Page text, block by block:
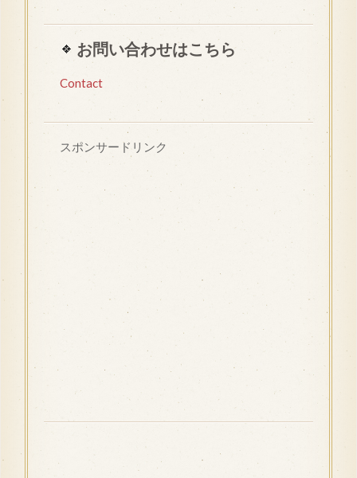
お問い合わせはこちら
Contact
スポンサードリンク